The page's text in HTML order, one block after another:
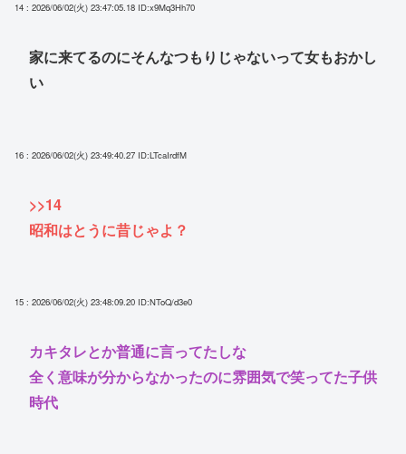
14 : 2026/06/02(火) 23:47:05.18 ID:x9Mq3Hh70
家に来てるのにそんなつもりじゃないって女もおかし
い
16 : 2026/06/02(火) 23:49:40.27 ID:LTcaIrdfM
>>14
昭和はとうに昔じゃよ？
15 : 2026/06/02(火) 23:48:09.20 ID:NToQ/d3e0
カキタレとか普通に言ってたしな
全く意味が分からなかったのに雰囲気で笑ってた子供
時代